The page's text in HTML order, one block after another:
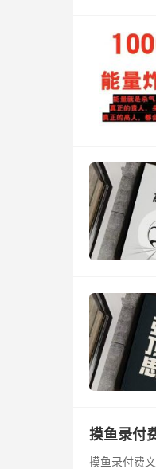
摸鱼录付
摸鱼录付费